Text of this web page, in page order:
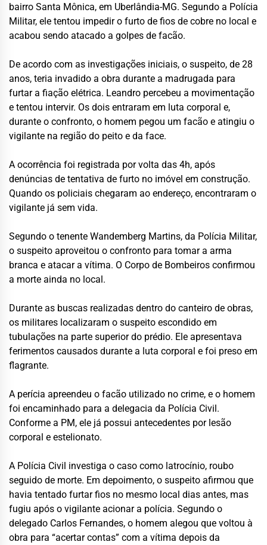
bairro Santa Mônica, em Uberlândia-MG. Segundo a Polícia
Militar, ele tentou impedir o furto de fios de cobre no local e
acabou sendo atacado a golpes de facão.
De acordo com as investigações iniciais, o suspeito, de 28
anos, teria invadido a obra durante a madrugada para
furtar a fiação elétrica. Leandro percebeu a movimentação
e tentou intervir. Os dois entraram em luta corporal e,
durante o confronto, o homem pegou um facão e atingiu o
vigilante na região do peito e da face.
A ocorrência foi registrada por volta das 4h, após
denúncias de tentativa de furto no imóvel em construção.
Quando os policiais chegaram ao endereço, encontraram o
vigilante já sem vida.
Segundo o tenente Wandemberg Martins, da Polícia Militar,
o suspeito aproveitou o confronto para tomar a arma
branca e atacar a vítima. O Corpo de Bombeiros confirmou
a morte ainda no local.
Durante as buscas realizadas dentro do canteiro de obras,
os militares localizaram o suspeito escondido em
tubulações na parte superior do prédio. Ele apresentava
ferimentos causados durante a luta corporal e foi preso em
flagrante.
A perícia apreendeu o facão utilizado no crime, e o homem
foi encaminhado para a delegacia da Polícia Civil.
Conforme a PM, ele já possui antecedentes por lesão
corporal e estelionato.
A Polícia Civil investiga o caso como latrocínio, roubo
seguido de morte. Em depoimento, o suspeito afirmou que
havia tentado furtar fios no mesmo local dias antes, mas
fugiu após o vigilante acionar a polícia. Segundo o
delegado Carlos Fernandes, o homem alegou que voltou à
obra para “acertar contas” com a vítima depois da